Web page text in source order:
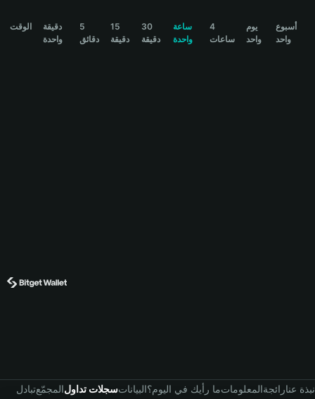
বাংলাالوقت
دقيقة
واحدة
5
دقائق
15
دقيقة
30
دقيقة
ساعة
واحدة
4
ساعات
يوم
واحد
أسبوع
واحد
تبادلالمجمّعسجلات تداولالبياناتما رأيك في اليوم؟المعلوماترائجةنبذة عنا